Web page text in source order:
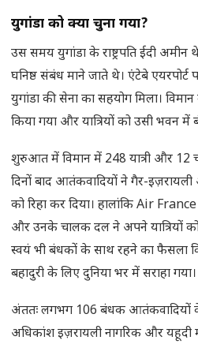
युगांडा को क्यों चुना गया?
उस समय युगांडा के राष्ट्रपति ईदी
घनिष्ठ संबंध माने जाते थे। एंटेबे
युगांडा की सेना का सहयोग मिला।
किया गया और यात्रियों को उसी भवन
शुरुआत में विमान में 248 यात्री और
दिनों बाद आतंकवादियों ने गैर-
को रिहा कर दिया। हालांकि Air
और उनके चालक दल ने अपने यात्रियों
स्वयं भी बंधकों के साथ रहने का फैसला
बहादुरी के लिए दुनिया भर में सराहा गया।
अंततः लगभग 106 बंधक आतंकवादियों
अधिकांश इज़रायली नागरिक और यहूदी